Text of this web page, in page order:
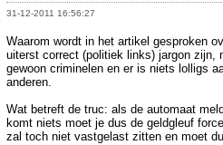
31-12-2011 16:56:27
Waarom wordt in het artikel gesproken
uiterst correct (politiek links) jargon zijn,
gewoon criminelen en er is niets lolligs
anderen.
Wat betreft de truc: als de automaat
komt niets moet je dus de geldgleuf
zal toch niet vastgelast zitten en moet